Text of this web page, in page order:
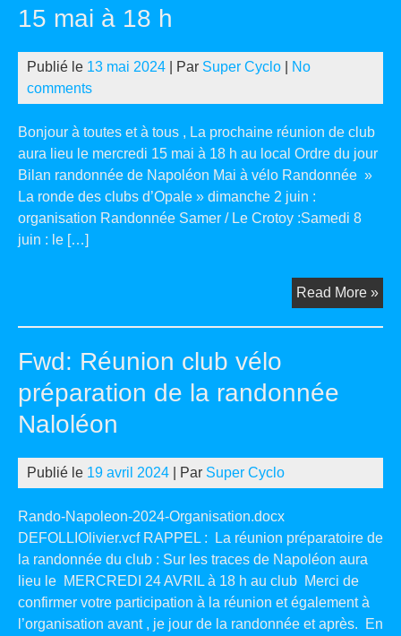
15 mai à 18 h
Publié le 13 mai 2024 | Par Super Cyclo
No
comments
Bonjour à toutes et à tous , La prochaine réunion de club
aura lieu le mercredi 15 mai à 18 h au local Ordre du jour
Bilan randonnée de Napoléon Mai à vélo Randonnée »
La ronde des clubs d’Opale » dimanche 2 juin :
organisation Randonnée Samer / Le Crotoy :Samedi 8
juin : le […]
Read More »TR:
18
Fwd: Réunion club vélo
préparation de la randonnée
Naloléon
Publié le 19 avril 2024 | Par Super Cyclo
Rando-Napoleon-2024-Organisation.docx
DEFOLLIOlivier.vcf RAPPEL : La réunion préparatoire de
la randonnée du club : Sur les traces de Napoléon aura
lieu le MERCREDI 24 AVRIL à 18 h au club Merci de
confirmer votre participation à la réunion et également à
l’organisation avant , je jour de la randonnée et après. En